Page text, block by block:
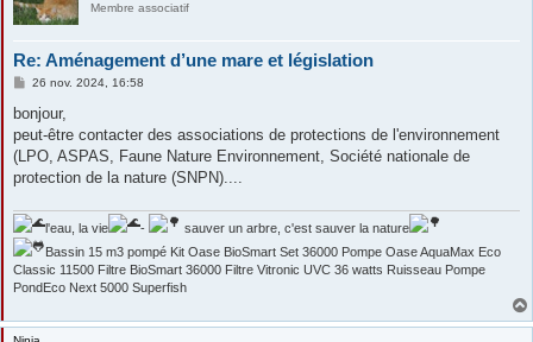
Membre associatif
Re: Aménagement d’une mare et législation
M
s
a
g
26 nov. 2024, 16:58
bonjour,
peut-être contacter des associations de protections de l'environnement
(LPO, ASPAS, Faune Nature Environnement, Société nationale de
protection de la nature (SNPN)....
l'eau, la vie -
sauver un arbre, c'est sauver la nature
Bassin 15 m3 pompé Kit Oase BioSmart Set 36000 Pompe Oase AquaMax Eco
Classic 11500 Filtre BioSmart 36000 Filtre Vitronic UVC 36 watts Ruisseau Pompe
PondEco Next 5000 Superfish